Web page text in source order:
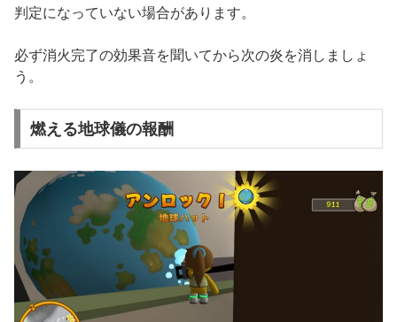
判定になっていない場合があります。
必ず消火完了の効果音を聞いてから次の炎を消しましょ
う。
燃える地球儀の報酬